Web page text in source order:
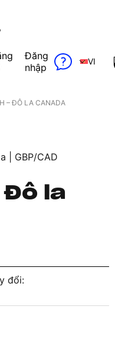
Đăng
nhập
VI
– ĐÔ LA CANADA
| GBP/CAD
Đô la
đổi: